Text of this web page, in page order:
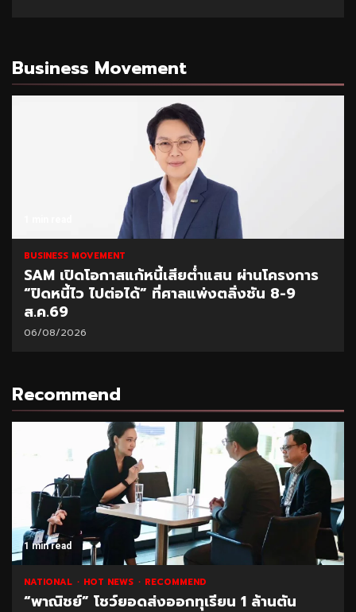
Business Movement
BUSINESS MOVEMENT
SAM เปิดโอกาสแก้หนี้เสียต่ำแสน ผ่านโครงการ
“ปิดหนี้ไว ไปต่อได้” ที่ศาลแพ่งตลิ่งชัน 8-9
ส.ค.69
06/08/2026
Recommend
1 min read
NATIONAL HOT NEWS RECOMMEND
“พาณิชย์” โชว์ยอดส่งออกทุเรียน 1 ล้านตัน